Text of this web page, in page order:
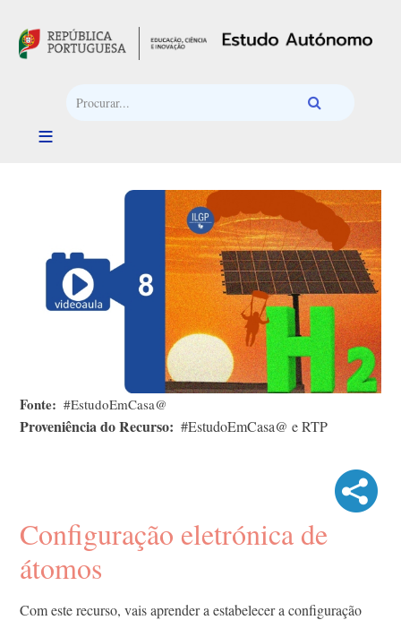
Fonte #EstudoEmCasa@
Proveniência do Recurso #EstudoEmCasa@ e RTP
Configuração eletrónica de
átomos
Com este recurso, vais aprender a estabelecer a configuração